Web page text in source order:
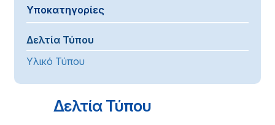
Υποκατηγορίες
Δελτία Τύπου
Υλικό Τύπου
Δελτία Τύπου